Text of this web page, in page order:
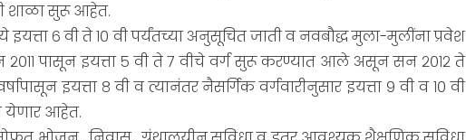
शाळा सुरू आहेत.
इयत्ता ६ वी ते १० वी पर्यंतच्या अनुसूचित जाती व नवबौद्ध मुला-मुलींना प्रवेश
पासून इयत्ता ५ वी ते ७ वीचे वर्ग सुरू करण्यात आले असून सन २०१२ ते
इयत्ता ८ वी व त्यानंतर नैसर्गिक वर्गवारीनुसार इयत्ता ९ वी व १० वी
येणार आहेत.